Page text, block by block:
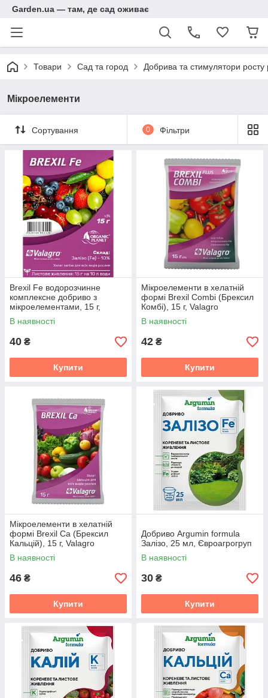
Garden.ua — там, де сад оживає
Товари Сад та город Добрива та стимулятори росту
Мікроелементи
Сортування 0 Фільтри
Brexil Fe водорозчинне
комплексне добриво з
мікроелементами, 15 г,
Valagro
В наявності
40 ₴
Купити
Мікроелементи в хелатній
формі Brexil Combi (Брексил
Комбі), 15 г, Valagro
В наявності
42 ₴
Купити
Мікроелементи в хелатній
формі Brexil Ca (Брексил
Кальцій), 15 г, Valagro
В наявності
46 ₴
Купити
Добриво Argumin formula
Залізо, 25 мл, Євроагрогруп
В наявності
30 ₴
Купити